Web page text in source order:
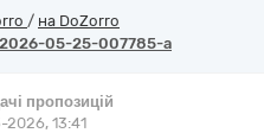
/ на DoZorro
05-25-007785-a
пропозицій
13:41